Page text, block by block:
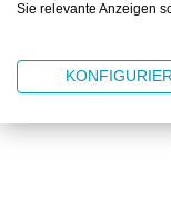
Produktgalerie
Kunden
Sie relevante Anzeigen